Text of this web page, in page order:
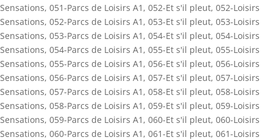
Sensations, 051-Parcs de Loisirs A1 , 052-Et s'il pleut, 052-Loisirs
Sensations, 052-Parcs de Loisirs A1 , 053-Et s'il pleut, 053-Loisirs
Sensations, 053-Parcs de Loisirs A1 , 054-Et s'il pleut, 054-Loisirs
Sensations, 054-Parcs de Loisirs A1 , 055-Et s'il pleut, 055-Loisirs
Sensations, 055-Parcs de Loisirs A1 , 056-Et s'il pleut, 056-Loisirs
Sensations, 056-Parcs de Loisirs A1 , 057-Et s'il pleut, 057-Loisirs
Sensations, 057-Parcs de Loisirs A1 , 058-Et s'il pleut, 058-Loisirs
Sensations, 058-Parcs de Loisirs A1 , 059-Et s'il pleut, 059-Loisirs
Sensations, 059-Parcs de Loisirs A1 , 060-Et s'il pleut, 060-Loisirs
Sensations, 060-Parcs de Loisirs A1 , 061-Et s'il pleut, 061-Loisirs